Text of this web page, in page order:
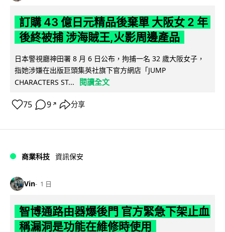
訂購 43 億日元精品後棄單 大阪女 2 年
後終被捕 涉海賊王,火影周邊產品
日本警視廳神田署 8 月 6 日公布，拘捕一名 32 歲大阪女子，
指她涉嫌在出版巨頭集英社旗下官方網店「JUMP
CHARACTERS ST...
閱讀全文
75 9 ↗ 分享
商業科技 資訊保安
Vin 1 日
智博通路由器爆後門 官方緊急下架止血
稱漏洞是功能在維修時使用